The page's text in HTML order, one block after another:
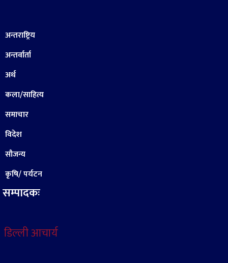
अन्तराष्ट्रिय
अन्तर्वार्ता
अर्थ
कला/साहित्य
समाचार
विदेश
सौजन्य
कृषि/ पर्यटन
सम्पादकः
डिल्ली आचार्य